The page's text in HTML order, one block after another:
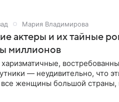
Мария Владимирова
актеры и их тайные
миллионов
— неудивительно, что
женщины большой страны,